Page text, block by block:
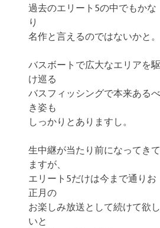
過去のエリート5の中でもかな
り
名作と言えるのではないかと。
バスボートで広大なエリアを駆
け巡る
バスフィッシングで本来あるべ
き姿も
しっかりとありますし。
生中継が当たり前になってきて
ますが、
エリート5だけは今まで通りお
正月の
お楽しみ放送として続けて欲し
いと